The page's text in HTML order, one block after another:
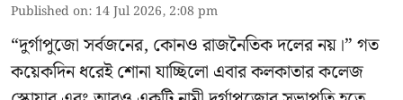
Published on: 14 Jul 2026, 2:08 pm
“দুর্গাপুজো সর্বজনের, কোনও রাজনৈতিক দলের নয়।” গত
কয়েকদিন ধরেই শোনা যাচ্ছিলো এবার কলকাতার কলেজ